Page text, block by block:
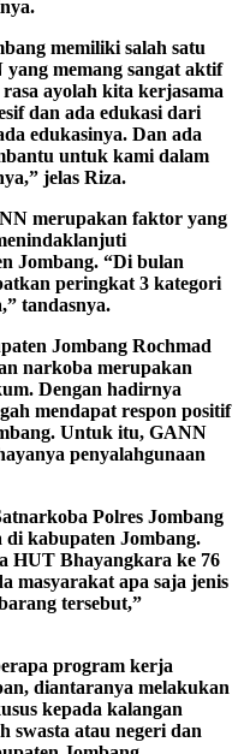
memiliki salah satu
memang sangat aktif
ayolah kita kerjasama
dan ada edukasi dari
edukasinya. Dan ada
untuk kami dalam
jelas Riza.
merupakan faktor yang
Jombang. “Di bulan
peringkat 3 kategori
tandasnya.
Jombang Rochmad
narkoba merupakan
Dengan hadirnya
mendapat respon positif
Untuk itu, GANN
penyalahgunaan
Polres Jombang
di kabupaten Jombang.
HUT Bhayangkara ke 76
masyarakat apa saja jenis
tersebut,”
program kerja
diantaranya melakukan
kepada kalangan
swasta atau negeri dan